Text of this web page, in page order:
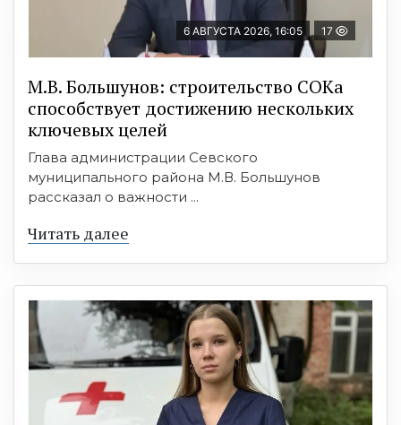
6 АВГУСТА 2026, 16:05 17
М.В. Большунов: строительство СОКа
способствует достижению нескольких
ключевых целей
Глава администрации Севского
муниципального района М.В. Большунов
рассказал о важности ...
Читать далее